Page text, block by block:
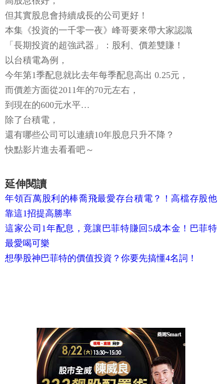
但其實股息會持續成長的公司更好！
本集《投資的一千零一夜》峰哥要來帶大家認識
「長期投資的超強武器」：股利、價差雙賺！
以台積電為例，
今年第1季配息就比去年每季配息高出 0.25元，
而價差方面從2011年的70元左右，
到現在的600元水平…
除了台積電，
還有哪些公司可以連續10年股息只升不降？
快點影片進去看看吧～
延伸閱讀
年領百萬股利的棒喬飛最愛存台積電？！高檔存股他
靠這1招提高勝率
這家公司1年配息，竟讓巴菲特賺回5成本金！巴菲特
最愛喝可樂
想學股神巴菲特的價值投資？你要先搞懂4名詞！